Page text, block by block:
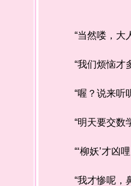
“当然喽，大人
“我们烦恼才多
“喔？说来听
“明天要交数学
“‘柳妖’才凶哩
“我才惨呢，鼻